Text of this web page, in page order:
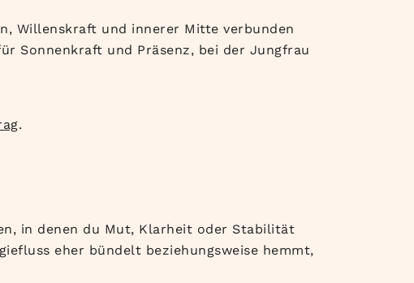
Willenskraft und innerer Mitte verbunden
Sonnenkraft und Präsenz, bei der Jungfrau
.
in denen du Mut, Klarheit oder Stabilität
eher bündelt beziehungsweise hemmt,